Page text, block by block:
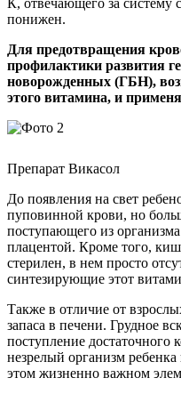
понижен.
Для предотвращения
профилактики развития
новорожденных (ГБН),
этого витамина, и
Препарат Викасол
До появления на свет
пуповинной крови, но
поступающего из
плацентой. Кроме того,
стерилен, в нем просто
синтезирующие этот
Также в отличие от
запаса в печени. Грудное
поступление достаточного
незрелый организм
этом жизненно важном